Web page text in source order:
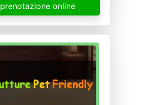
prenotazione online